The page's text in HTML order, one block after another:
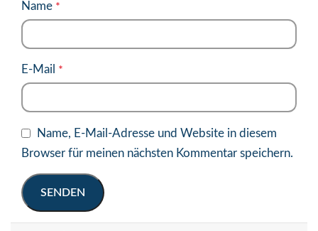
Name *
E-Mail *
Name, E-Mail-Adresse und Website in diesem
Browser für meinen nächsten Kommentar speichern.